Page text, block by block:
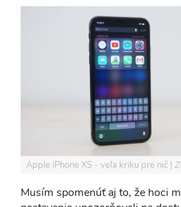
Apple iPhone XS - veľa kriku pre nič
Musím spomenúť aj to, že hoci